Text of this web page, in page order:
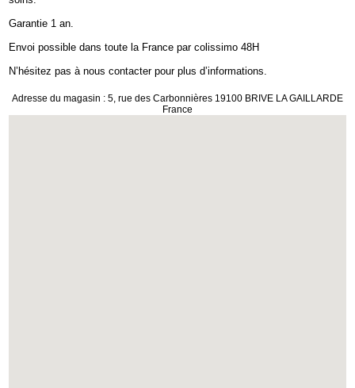
Garantie 1 an.
Envoi possible dans toute la France par colissimo 48H
N’hésitez pas à nous contacter pour plus d’informations.
Adresse du magasin : 5, rue des Carbonnières 19100 BRIVE LA GAILLARDE
France